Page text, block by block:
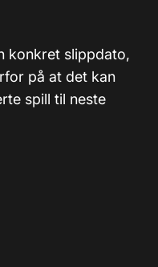
konkret slippdato,
på at det kan
spill til neste